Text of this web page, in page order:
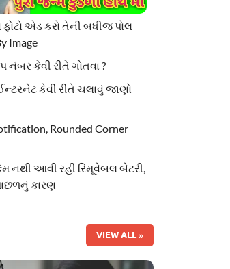
ફોટો એડ કરો તેની બધીજ પોલ
Image
નંબર કેવી રીતે ગોતવા ?
કેવી રીતે ચલાવું જાણો
Rounded Corner
નથી આવી રહી રિમૂવેબલ બેટરી,
કારણ
VIEW ALL